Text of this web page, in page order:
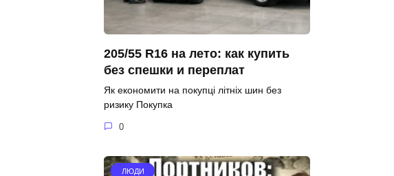
205/55 R16 на лето: как купить
без спешки и переплат
Як економити на покупці літніх шин без
ризику Покупка
0
ЛЮДИ